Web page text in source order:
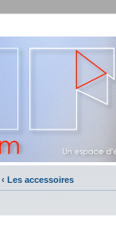
‹ Les accessoires